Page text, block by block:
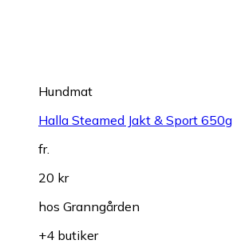
Hundmat
Halla Steamed Jakt & Sport 650g
fr.
20 kr
hos Granngården
+4 butiker